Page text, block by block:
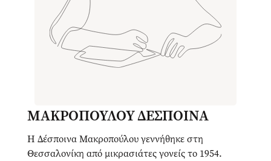
ΜΑΚΡΟΠΟΥΛΟΥ ΔΕΣΠΟΙΝΑ
Η Δέσποινα Μακροπούλου γεννήθηκε στη
Θεσσαλονίκη από μικρασιάτες γονείς το 1954.